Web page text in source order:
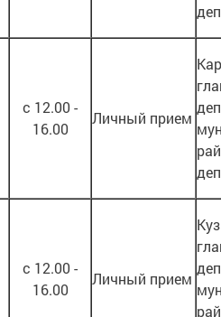
с 12.00 -
16.00
Личный прием
с 12.00 -
16.00
Личный прием